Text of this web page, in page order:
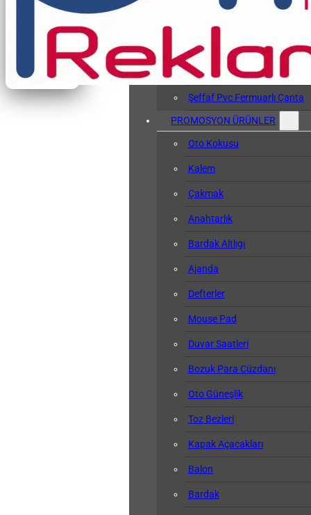
Pvc Sözlük Kabı
Şeffaf Pvc Kart Kılıfı
Şeffaf Pvc Fermuarlı Çanta
PROMOSYON ÜRÜNLER
Oto Kokusu
Kalem
Çakmak
Anahtarlık
Bardak Altlıgı
Ajanda
Defterler
Mouse Pad
Duvar Saatleri
Bozuk Para Cüzdanı
Oto Güneşlik
Toz Bezleri
Kapak Açacakları
Balon
Bardak